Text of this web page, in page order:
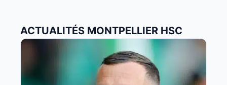
ACTUALITÉS MONTPELLIER HSC